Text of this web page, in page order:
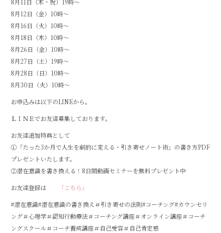
8月11日（木・祝）19時～
8月12日（金）10時～
8月16日（火）10時～
8月18日（木）10時～
8月26日（金）10時～
8月27日（土）19時～
8月28日（日）10時～
8月30日（火）10時～
お申込みは以下のLINEから。
ＬＩＮＥでお友達募集しております。
お友達追加特典として
①「たった3か月で人生を劇的に変える・引き寄せノート術」の書き方PDF
プレゼントいたします。
②潜在意識を書き換える！8日間動画セミナーを無料プレゼント中
お友達登録は
「こちら」
#潜在意識#潜在意識の書き換え＃引き寄せの法則#コーチング#カウンセリ
ング＃心理学＃認知行動療法＃コーチング講座＃オンライン講座＃コーチ
ングスクール＃コーチ養成講座＃自己受容＃自己肯定感